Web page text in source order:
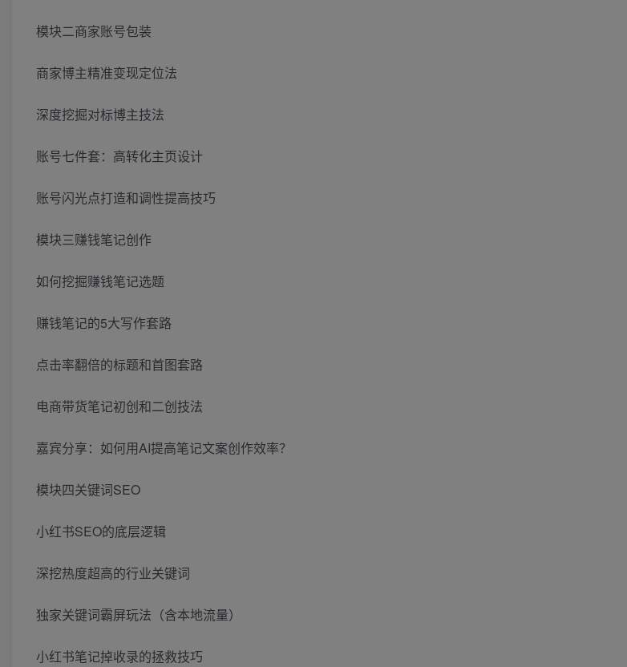
模块二商家账号包装
商家博主精准变现定位法
深度挖掘对标博主技法
账号七件套：高转化主页设计
账号闪光点打造和调性提高技巧
模块三赚钱笔记创作
如何挖掘赚钱笔记选题
赚钱笔记的5大写作套路
点击率翻倍的标题和首图套路
电商带货笔记初创和二创技法
嘉宾分享：如何用AI提高笔记文案创作效率？
模块四关键词SEO
小红书SEO的底层逻辑
深挖热度超高的行业关键词
独家关键词霸屏玩法（含本地流量）
小红书笔记掉收录的拯救技巧